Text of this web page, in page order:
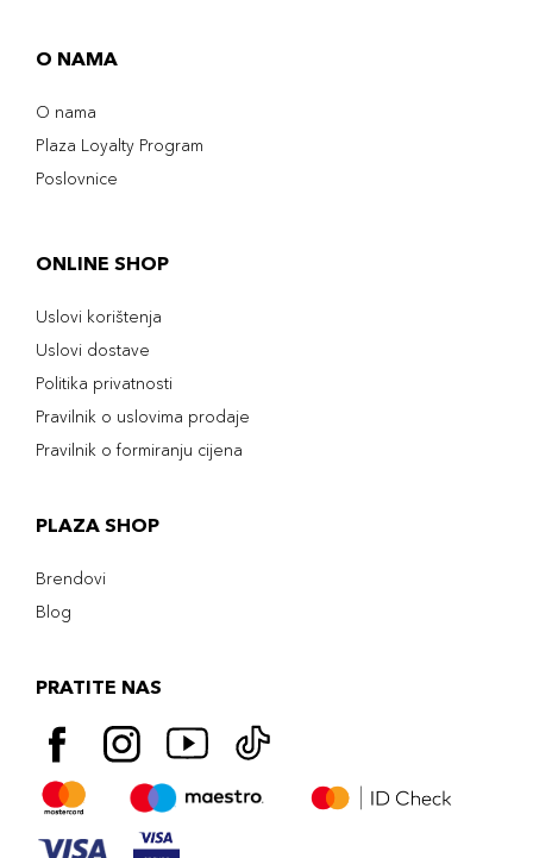
O NAMA
O nama
Plaza Loyalty Program
Poslovnice
ONLINE SHOP
Uslovi korištenja
Uslovi dostave
Politika privatnosti
Pravilnik o uslovima prodaje
Pravilnik o formiranju cijena
PLAZA SHOP
Brendovi
Blog
PRATITE NAS